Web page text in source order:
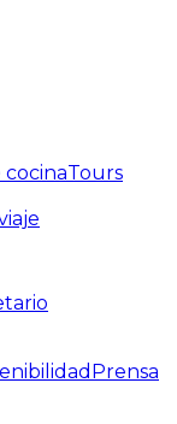
cocinaTours
Prensa